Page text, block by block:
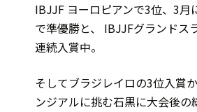
IBJJF ヨーロピアンで3位、3月
で準優勝と、 IBJJFグランドス
連続入賞中。
そしてブラジレイロの3位入賞
ンジアルに挑む石黒に大会後の